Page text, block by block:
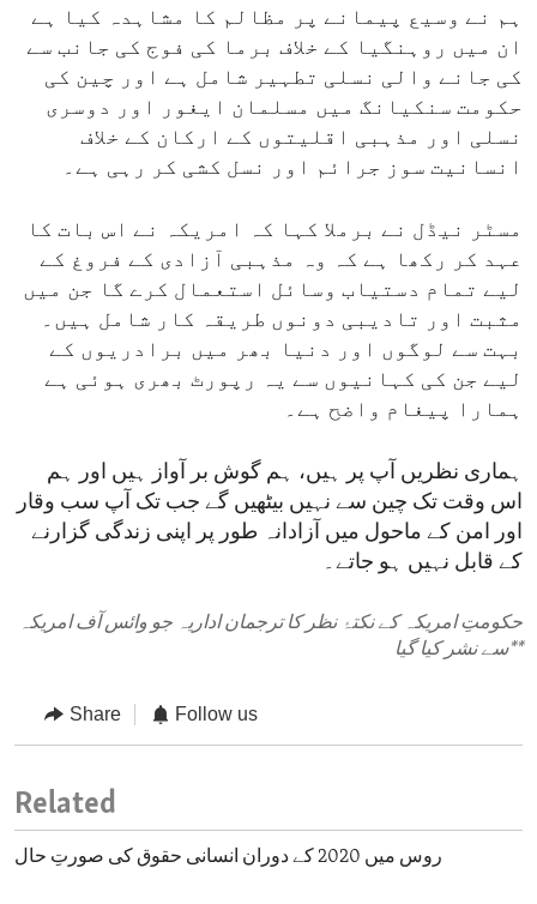
ہم نے وسیع پیمانے پر مظالم کا مشاہدہ کیا ہے
ان میں روہنگیا کے خلاف برما کی فوج کی جانب سے
کی جانے والی نسلی تطہیر شامل ہے اور چین کی
حکومت سنکیانگ میں مسلمان ایغور اور دوسری
نسلی اور مذہبی اقلیتوں کے ارکان کے خلاف
انسانیت سوز جرائم اور نسل کشی کر رہی ہے۔
مسٹر نیڈل نے برملا کہا کہ امریکہ نے اس بات کا
عہد کر رکھا ہے کہ وہ مذہبی آزادی کے فروغ کے
لیے تمام دستیاب وسائل استعمال کرے گا جن میں
مثبت اور تادیبی دونوں طریقہ کار شامل ہیں۔
بہت سے لوگوں اور دنیا بھر میں برادریوں کے
لیے جن کی کہانیوں سے یہ رپورٹ بھری ہوئی ہے
ہمارا پیغام واضح ہے۔
ہماری نظریں آپ پر ہیں، ہم گوش بر آواز ہیں اور ہم
اس وقت تک چین سے نہیں بیٹھیں گے جب تک آپ سب وقار
اور امن کے ماحول میں آزادانہ طور پر اپنی زندگی گزارنے
کے قابل نہیں ہو جاتے۔
حکومتِ امریکہ کے نکتۂ نظر کا ترجمان اداریہ جو وائس آف امریکہ
سے نشر کیا گیا**
Share Follow us
Related
روس میں 2020 کے دوران انسانی حقوق کی صورتِ حال